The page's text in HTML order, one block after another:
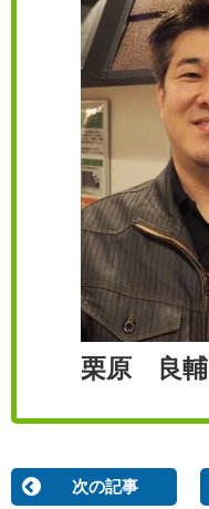
栗原 良輔
次の記事